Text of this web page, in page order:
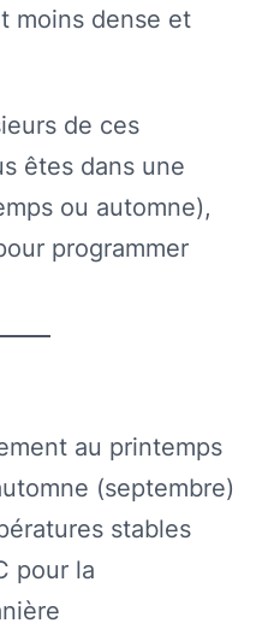
moins dense et
de ces
êtes dans une
ou automne),
programmer
au printemps
(septembre)
stables
pour la